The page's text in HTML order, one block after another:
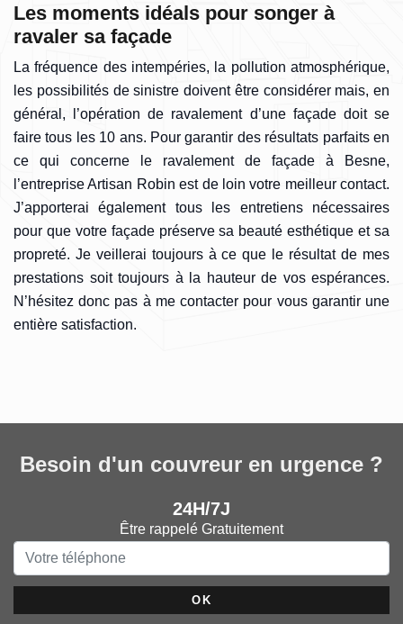
Les moments idéals pour songer à
ravaler sa façade
La fréquence des intempéries, la pollution atmosphérique,
les possibilités de sinistre doivent être considérer mais, en
général, l’opération de ravalement d’une façade doit se
faire tous les 10 ans. Pour garantir des résultats parfaits en
ce qui concerne le ravalement de façade à Besne,
l’entreprise Artisan Robin est de loin votre meilleur contact.
J’apporterai également tous les entretiens nécessaires
pour que votre façade préserve sa beauté esthétique et sa
propreté. Je veillerai toujours à ce que le résultat de mes
prestations soit toujours à la hauteur de vos espérances.
N’hésitez donc pas à me contacter pour vous garantir une
entière satisfaction.
Besoin d'un couvreur en urgence ?
24H/7J
Être rappelé Gratuitement